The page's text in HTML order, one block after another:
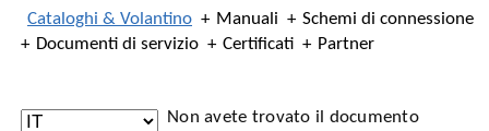
Cataloghi & Volantino Manuali
Schemi di connessione
Documenti di servizio
Certificati Partner
Non avete trovato il documento